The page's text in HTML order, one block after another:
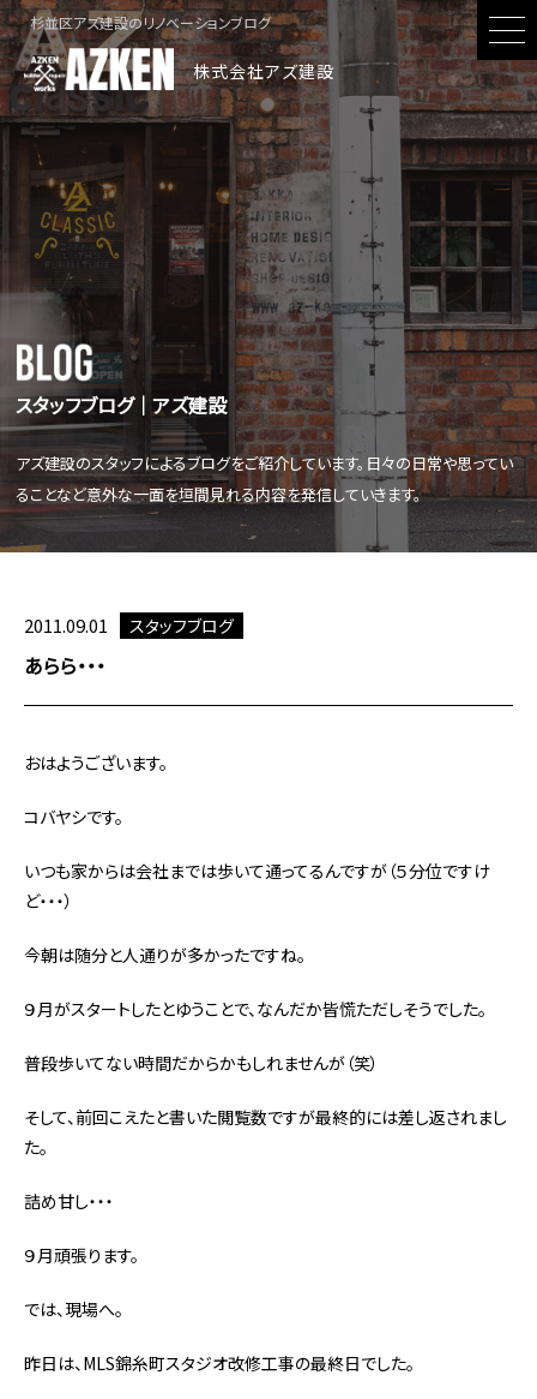
株式会社アズ建設
杉並区アズ建設のリノベーションブログ
スタッフブログ│アズ建設
アズ建設のスタッフによるブログをご紹介しています。日々の日常や思ってい
ることなど意外な一面を垣間見れる内容を発信していきます。
2011.09.01 スタッフブログ
あらら・・・
おはようございます。
コバヤシです。
いつも家からは会社までは歩いて通ってるんですが（５分位ですけ
ど・・・）
今朝は随分と人通りが多かったですね。
９月がスタートしたとゆうことで、なんだか皆慌ただしそうでした。
普段歩いてない時間だからかもしれませんが（笑）
そして、前回こえたと書いた閲覧数ですが最終的には差し返されまし
た。
詰め甘し・・・
９月頑張ります。
では、現場へ。
昨日は、MLS錦糸町スタジオ改修工事の最終日でした。